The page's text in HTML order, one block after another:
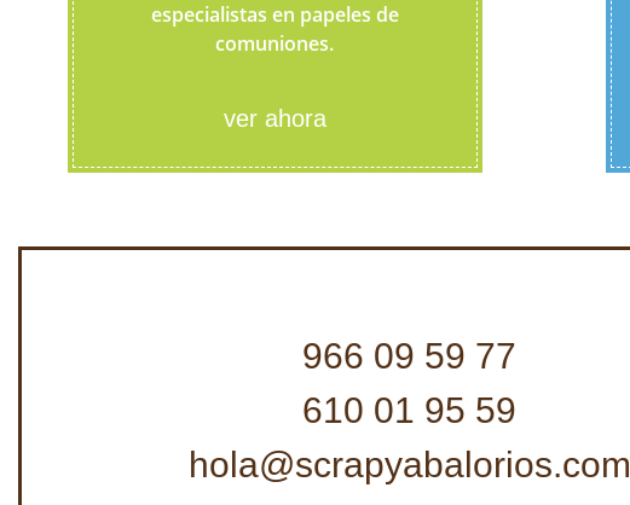
especialistas en papeles de
comuniones.
ver ahora
966 09 59 77
610 01 95 59
hola@scrapyabalorios.com